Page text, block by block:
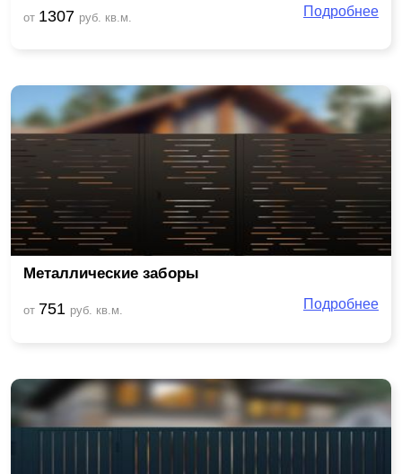
от 1307 руб. кв.м. Подробнее
Металлические заборы
от 751 руб. кв.м. Подробнее